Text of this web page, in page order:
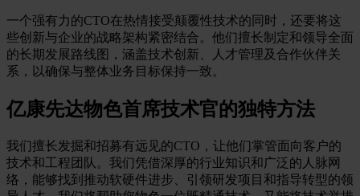
一个强有力的CTO在热情接受颠覆性技术的同时，还要将这
些创新与企业的战略架构紧密结合。他们擅长制定和领导全面
的长期发展路线图，涵盖技术创新、人才管理及合作伙伴关
系，以确保与整体业务目标保持一致。
亿康先达物色首席技术官的独特方法
我们擅长发掘和招募有远见的CTO，让他们掌管面向客户的
技术和工程团队。我们凭借深厚的行业知识和广泛的人脉网
络，能够找到推动软硬件进步、引领研发项目和指导转型的领